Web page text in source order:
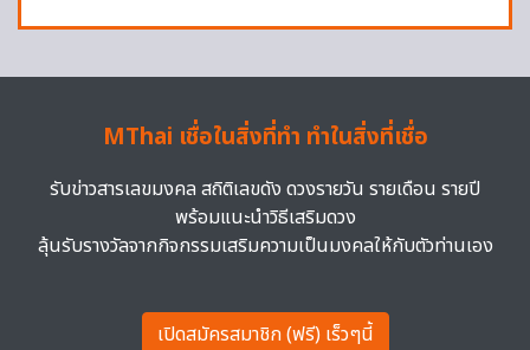
MThai เชื่อในสิ่งที่ทำ ทำในสิ่งที่เชื่อ
รับข่าวสารเลขมงคล สถิติเลขดัง ดวงรายวัน รายเดือน รายปี
พร้อมแนะนำวิธีเสริมดวง
ลุ้นรับรางวัลจากกิจกรรมเสริมความเป็นมงคลให้กับตัวท่านเอง
เปิดสมัครสมาชิก (ฟรี) เร็วๆนี้